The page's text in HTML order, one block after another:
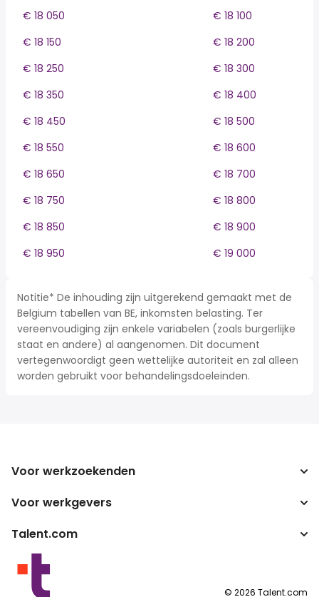
€ 18 050
€ 18 100
€ 18 150
€ 18 200
€ 18 250
€ 18 300
€ 18 350
€ 18 400
€ 18 450
€ 18 500
€ 18 550
€ 18 600
€ 18 650
€ 18 700
€ 18 750
€ 18 800
€ 18 850
€ 18 900
€ 18 950
€ 19 000
Notitie* De inhouding zijn uitgerekend gemaakt met de
Belgium tabellen van BE, inkomsten belasting. Ter
vereenvoudiging zijn enkele variabelen (zoals burgerlijke
staat en andere) al aangenomen. Dit document
vertegenwoordigt geen wettelijke autoriteit en zal alleen
worden gebruikt voor behandelingsdoeleinden.
Voor werkzoekenden
Jobs zoeken
Salarisomzetter
Voor werkgevers
Onderneming
Publisher programma's
Talent.com
Meer landen
Servicevoorwaarden
© 2026 Talent.com